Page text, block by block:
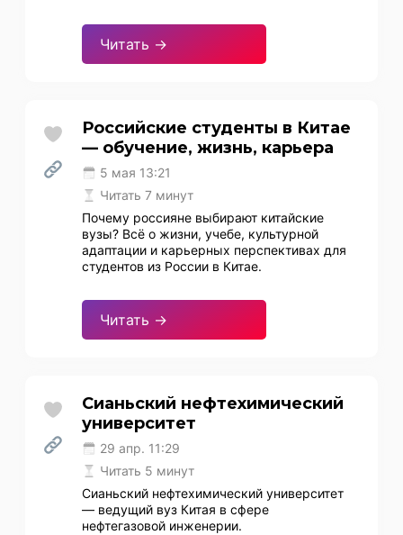
Читать →
Российские студенты в Китае
— обучение, жизнь, карьера
5 мая 13:21
Читать 7 минут
Почему россияне выбирают китайские
вузы? Всё о жизни, учебе, культурной
адаптации и карьерных перспективах для
студентов из России в Китае.
Читать →
Сианьский нефтехимический
университет
29 апр. 11:29
Читать 5 минут
Сианьский нефтехимический университет
— ведущий вуз Китая в сфере
нефтегазовой инженерии.